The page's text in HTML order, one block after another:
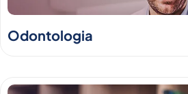
Odontologia